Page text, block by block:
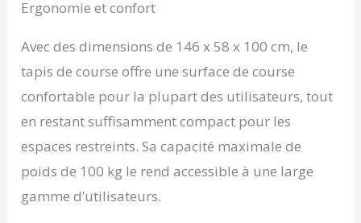
Ergonomie et confort
Avec des dimensions de 146 x 58 x 100 cm, le
tapis de course offre une surface de course
confortable pour la plupart des utilisateurs, tout
en restant suffisamment compact pour les
espaces restreints. Sa capacité maximale de
poids de 100 kg le rend accessible à une large
gamme d’utilisateurs.